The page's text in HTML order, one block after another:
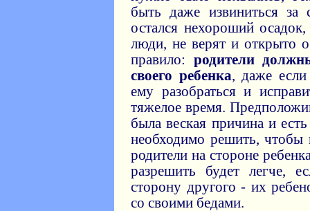
быть даже извиниться за
остался нехороший
люди, не верят и открыто
правило: родители
своего ребенка, даже
ему разобраться и
тяжелое время.
была веская причина и
необходимо решить, чтобы
родители на стороне
разрешить будет легче,
сторону другого - их
со своими бедами.